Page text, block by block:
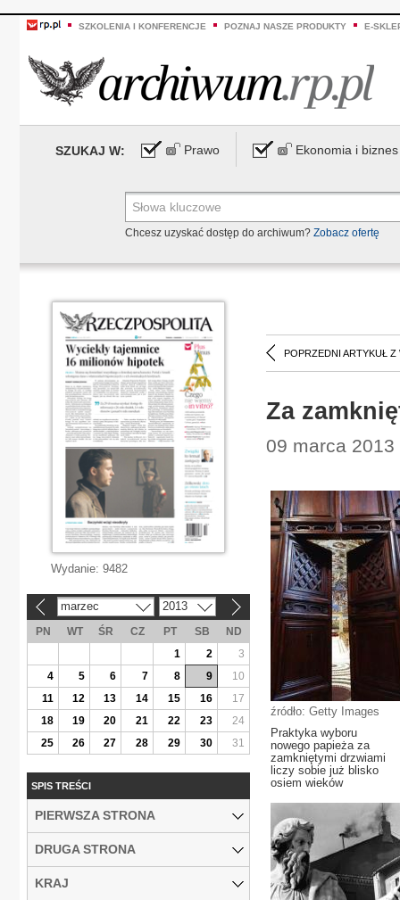
SZKOLENIA I KONFERENCJE POZNAJ NASZE PRODUKTY E-
SZUKAJ W: Prawo Ekonomia i biznes
Chcesz uzyskać dostęp do archiwum? Zobacz ofertę
POPRZEDNI ARTYKUŁ Z
Za
09 marca
źródło: Getty Images
Praktyka wyboru
nowego papieża za
zamkniętymi drzwiami
liczy sobie już blisko
osiem wieków
Wydanie: 9482
marzec 2013
PN WT ŚR CZ PT SB
ND
1
2
3
4
5 6 7 8 9
10
11
12 13 14 15 16
17
18
19 20 21 22 23
24
25
26 27 28 29 30 31
SPIS TREŚCI
PIERWSZA STRONA
DRUGA STRONA
KRAJ